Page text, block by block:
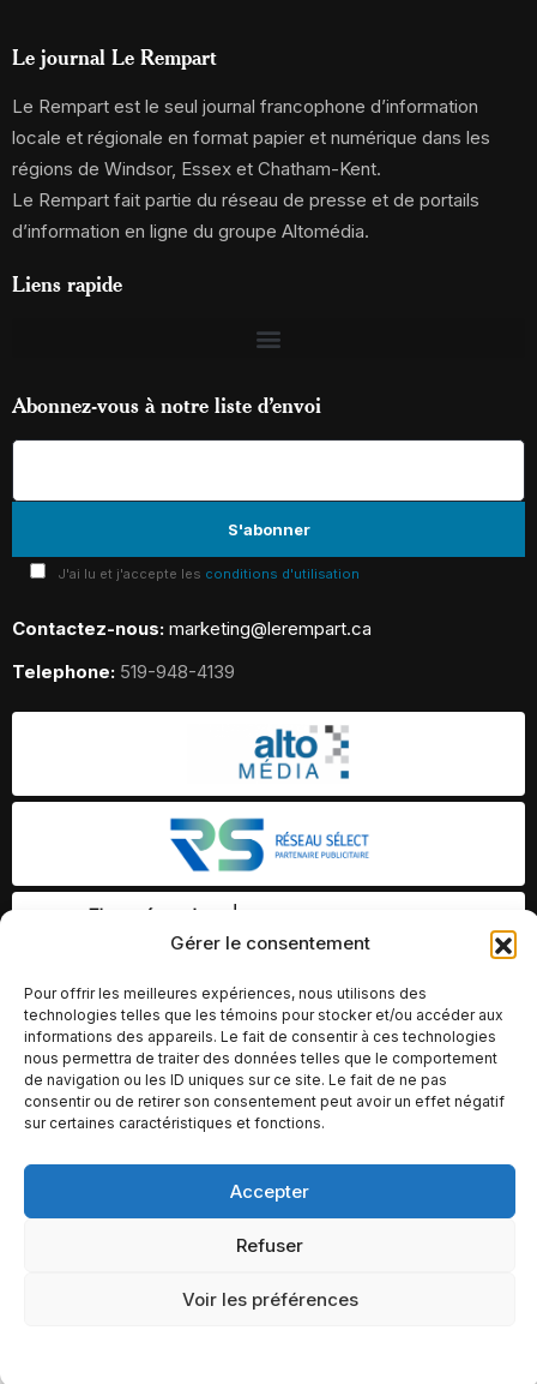
Gérer le consentement
Pour offrir les meilleures expériences, nous utilisons des
technologies telles que les témoins pour stocker et/ou accéder aux
informations des appareils. Le fait de consentir à ces technologies
nous permettra de traiter des données telles que le comportement
de navigation ou les ID uniques sur ce site. Le fait de ne pas
consentir ou de retirer son consentement peut avoir un effet négatif
sur certaines caractéristiques et fonctions.
Accepter
Refuser
Voir les préférences
Le journal Le Rempart
Le Rempart est le seul journal francophone d’information
locale et régionale en format papier et numérique dans les
régions de Windsor, Essex et Chatham-Kent.
Le Rempart fait partie du réseau de presse et de portails
d’information en ligne du groupe Altomédia.
Liens rapide
Abonnez-vous à notre liste d’envoi
J'ai lu et j'accepte les conditions d'utilisation
Contactez-nous: marketing@lerempart.ca
Telephone: 519-948-4139
© Copyright 2026 – Altomédia Inc |